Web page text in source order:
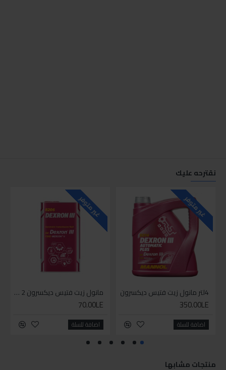
نقترحه عليك
غير متوفر
4لتر مانول زيت فتيس ديكسرون
350.00LE
اضافة للسلة
غير متوفر
مانول زيت فتيس ديكسرون 2 لتر واحد
70.00LE
اضافة للسلة
منتجات مشابها